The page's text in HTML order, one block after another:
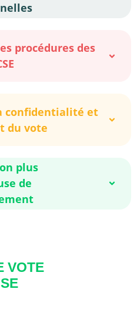
procédures des
confidentialité et
du vote
plus
de
VOTE